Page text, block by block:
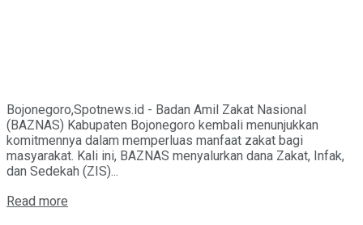
Bojonegoro,Spotnews.id - Badan Amil Zakat Nasional
(BAZNAS) Kabupaten Bojonegoro kembali menunjukkan
komitmennya dalam memperluas manfaat zakat bagi
masyarakat. Kali ini, BAZNAS menyalurkan dana Zakat, Infak,
dan Sedekah (ZIS)...
Read more